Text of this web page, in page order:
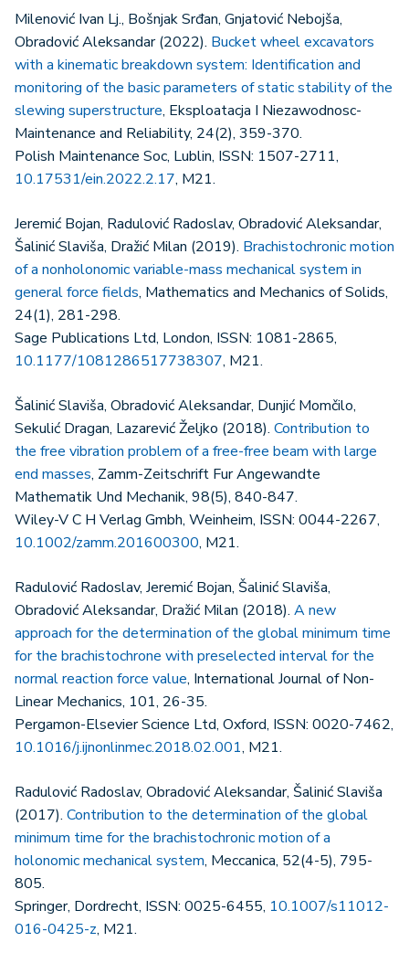
Milenović Ivan Lj., Bošnjak Srđan, Gnjatović Nebojša,
Obradović Aleksandar (2022). Bucket wheel excavators
with a kinematic breakdown system: Identification and
monitoring of the basic parameters of static stability of the
slewing superstructure, Eksploatacja I Niezawodnosc-
Maintenance and Reliability, 24(2), 359-370.
Polish Maintenance Soc, Lublin, ISSN: 1507-2711,
10.17531/ein.2022.2.17, M21.
Jeremić Bojan, Radulović Radoslav, Obradović Aleksandar,
Šalinić Slaviša, Dražić Milan (2019). Brachistochronic motion
of a nonholonomic variable-mass mechanical system in
general force fields, Mathematics and Mechanics of Solids,
24(1), 281-298.
Sage Publications Ltd, London, ISSN: 1081-2865,
10.1177/1081286517738307, M21.
Šalinić Slaviša, Obradović Aleksandar, Dunjić Momčilo,
Sekulić Dragan, Lazarević Željko (2018). Contribution to
the free vibration problem of a free-free beam with large
end masses, Zamm-Zeitschrift Fur Angewandte
Mathematik Und Mechanik, 98(5), 840-847.
Wiley-V C H Verlag Gmbh, Weinheim, ISSN: 0044-2267,
10.1002/zamm.201600300, M21.
Radulović Radoslav, Jeremić Bojan, Šalinić Slaviša,
Obradović Aleksandar, Dražić Milan (2018). A new
approach for the determination of the global minimum time
for the brachistochrone with preselected interval for the
normal reaction force value, International Journal of Non-
Linear Mechanics, 101, 26-35.
Pergamon-Elsevier Science Ltd, Oxford, ISSN: 0020-7462,
10.1016/j.ijnonlinmec.2018.02.001, M21.
Radulović Radoslav, Obradović Aleksandar, Šalinić Slaviša
(2017). Contribution to the determination of the global
minimum time for the brachistochronic motion of a
holonomic mechanical system, Meccanica, 52(4-5), 795-
805.
Springer, Dordrecht, ISSN: 0025-6455, 10.1007/s11012-
016-0425-z, M21.